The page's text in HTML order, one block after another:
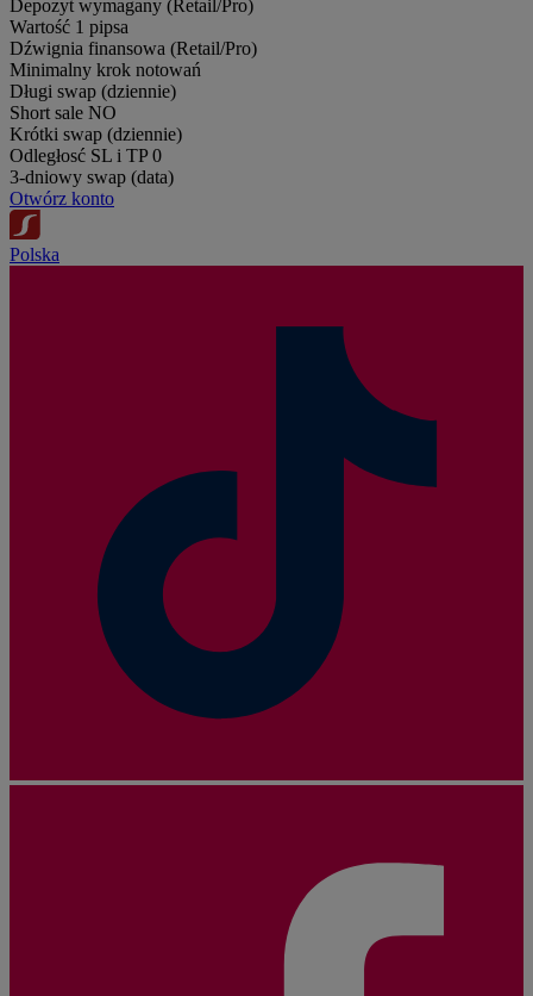
Depozyt wymagany (Retail/Pro)
Wartość 1 pipsa
Dźwignia finansowa (Retail/Pro)
Minimalny krok notowań
Długi swap (dziennie)
Short sale NO
Krótki swap (dziennie)
Odległosć SL i TP 0
3-dniowy swap (data)
Otwórz konto
Polska